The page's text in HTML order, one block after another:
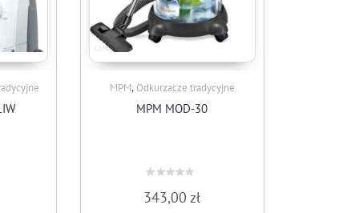
MPM, Odkurzacze tradycyjne
MPM MOD-30
0
out
343,00zł